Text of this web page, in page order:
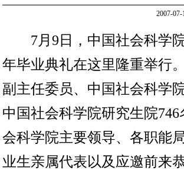
2007-
7月9日，中国社会科学院
年毕业典礼在这里隆重举行
副主任委员、中国社会科学
中国社会科学院研究生院
会科学院主要领导、各职能
业生亲属代表以及应邀前来